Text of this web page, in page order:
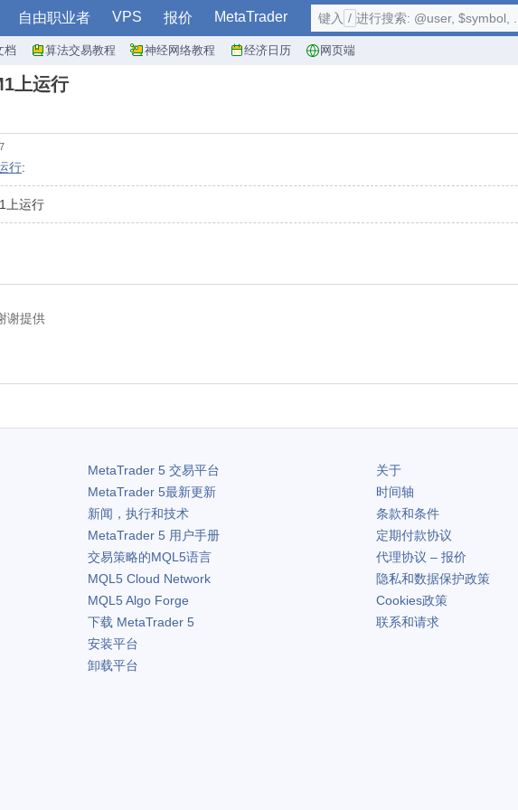
自由职业者 VPS 报价 MetaTrader
档 算法交易教程 神经网络教程 经济日历 网页端
键入 / 进行搜索: @user, $symbol, ...
上运行
行:
上运行
谢提供
MetaTrader 5交易平台
MetaTrader 5最新更新
新闻，执行和技术
MetaTrader 5用户手册
交易策略的MQL5语言
MQL5 Cloud Network
MQL5 Algo Forge
下载 MetaTrader 5
安装平台
卸载平台
关于
时间轴
条款和条件
定期付款协议
代理协议 – 报价
隐私和数据保护政策
Cookies政策
联系和请求